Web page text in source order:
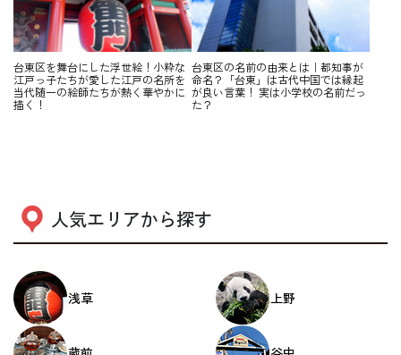
台東区を舞台にした浮世絵！小粋な
江戸っ子たちが愛した江戸の名所を
当代随一の絵師たちが熱く華やかに
描く！
台東区の名前の由来とは｜都知事が
命名？「台東」は古代中国では縁起
が良い言葉！ 実は小学校の名前だっ
た？
人気エリアから探す
浅草 上野